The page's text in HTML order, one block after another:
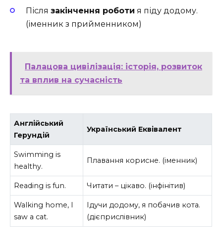
Після закінчення роботи я піду додому.
(іменник з прийменником)
Палацова цивілізація: історія, розвиток
та вплив на сучасність
Англійський
Герундій
Український Еквівалент
Swimming is
healthy.
Плавання корисне. (іменник)
Reading is fun. Читати – цікаво. (інфінітив)
Walking home, I
saw a cat.
Ідучи додому, я побачив кота.
(дієприслівник)